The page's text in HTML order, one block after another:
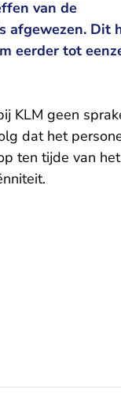
van de
afgewezen. Dit
eerder tot
KLM geen
dat het
ten tijde van het